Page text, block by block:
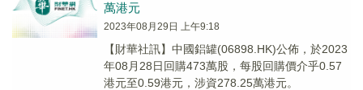
萬港元
2023年08月29日 上午9:18
【財華社訊】中國鋁罐(06898.HK)公佈，於2023
年08月28日回購473萬股，每股回購價介乎0.57
港元至0.59港元，涉資278.25萬港元。